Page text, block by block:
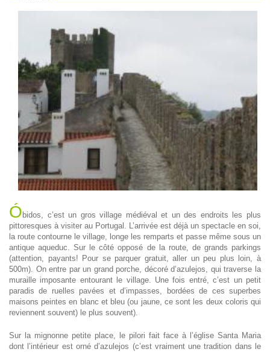
Ó bidos, c’est un gros village médiéval et un des endroits les plus
pittoresques à visiter au Portugal. L’arrivée est déjà un spectacle en soi,
la route contourne le village, longe les remparts et passe même sous un
antique aqueduc. Sur le côté opposé de la route, de grands parkings
(attention, payants! Pour se parquer gratuit, aller un peu plus loin, à
500m). On entre par un grand porche, décoré d’azulejos, qui traverse la
muraille imposante entourant le village. Une fois entré, c’est un petit
paradis de ruelles pavées et d’impasses, bordées de ces superbes
maisons peintes en blanc et bleu (ou jaune, ce sont les deux coloris qui
reviennent souvent) le plus souvent).
Sur la mignonne petite place, le pilori fait face à l’église Santa Maria
dont l’intérieur est orné d’azulejos (c’est vraiment une tradition dans le